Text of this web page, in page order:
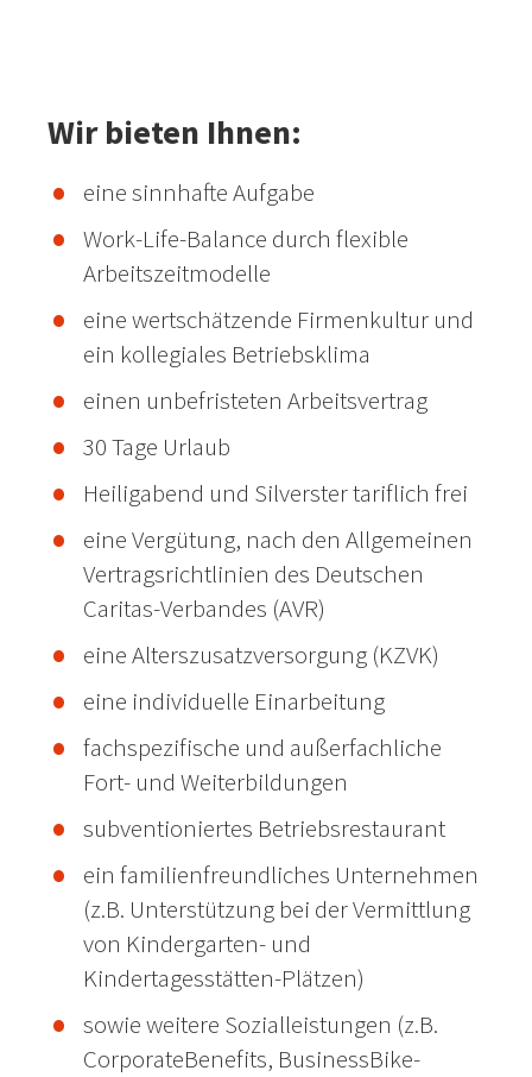
Wir bieten Ihnen:
eine sinnhafte Aufgabe
Work-Life-Balance durch flexible
Arbeitszeitmodelle
eine wertschätzende Firmenkultur und
ein kollegiales Betriebsklima
einen unbefristeten Arbeitsvertrag
30 Tage Urlaub
Heiligabend und Silverster tariflich frei
eine Vergütung, nach den Allgemeinen
Vertragsrichtlinien des Deutschen
Caritas-Verbandes (AVR)
eine Alterszusatzversorgung (KZVK)
eine individuelle Einarbeitung
fachspezifische und außerfachliche
Fort- und Weiterbildungen
subventioniertes Betriebsrestaurant
ein familienfreundliches Unternehmen
(z.B. Unterstützung bei der Vermittlung
von Kindergarten- und
Kindertagesstätten-Plätzen)
sowie weitere Sozialleistungen (z.B.
CorporateBenefits, BusinessBike-